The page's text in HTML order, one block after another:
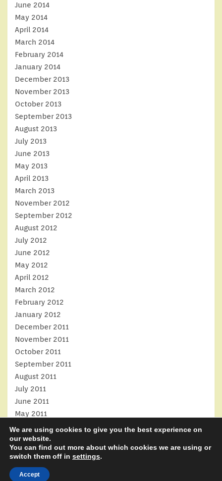
June 2014
May 2014
April 2014
March 2014
February 2014
January 2014
December 2013
November 2013
October 2013
September 2013
August 2013
July 2013
June 2013
May 2013
April 2013
March 2013
November 2012
September 2012
August 2012
July 2012
June 2012
May 2012
April 2012
March 2012
February 2012
January 2012
December 2011
November 2011
October 2011
September 2011
August 2011
July 2011
June 2011
May 2011
April 2011
March 2011
February 2011
We are using cookies to give you the best experience on
our website.
You can find out more about which cookies we are using or
switch them off in settings.
Accept